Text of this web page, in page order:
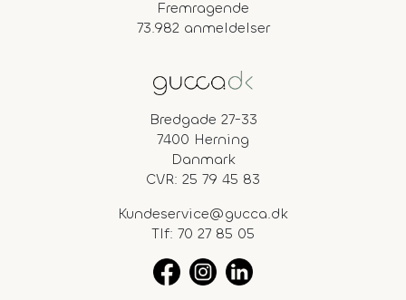
Fremragende
73.982 anmeldelser
Bredgade 27-33
7400 Herning
Danmark
CVR: 25 79 45 83
Kundeservice@gucca.dk
Tlf: 70 27 85 05